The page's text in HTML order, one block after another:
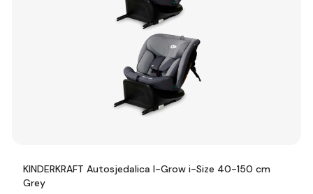
KINDERKRAFT Autosjedalica I-Grow i-Size 40-150 cm
Grey